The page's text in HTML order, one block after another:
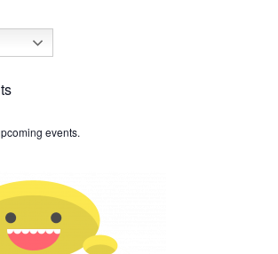
events.